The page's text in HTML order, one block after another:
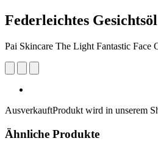
Federleichtes
Pai Skincare The Light Fantastic Face
AusverkauftProdukt wird in unserem
Ähnliche Produkte